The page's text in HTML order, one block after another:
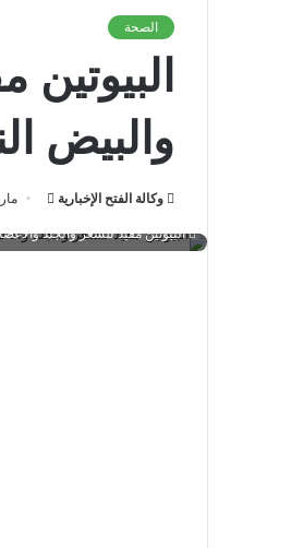
الصحة
والبيض
وكالة الفتح الإخبارية
أرسل
إلكترونيا
مارس
البيوتين مفيد للشعر والجلد